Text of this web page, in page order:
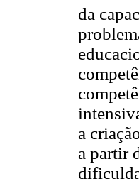
da
a
a partir